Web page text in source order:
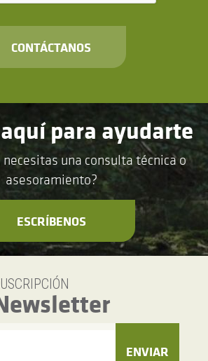
CONTÁCTANOS
para ayudarte
necesitas una consulta técnica o
asesoramiento?
ESCRÍBENOS
ENVIAR